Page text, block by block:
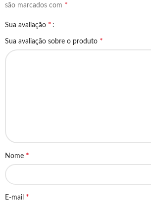
são marcados com *
Sua avaliação *
Sua avaliação sobre o produto *
Nome *
E-mail *